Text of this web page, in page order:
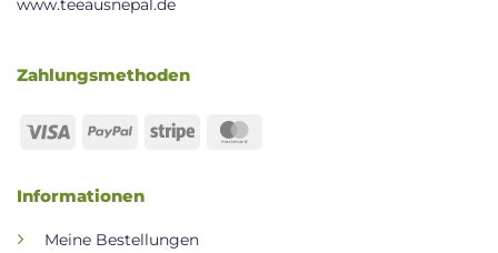
www.teeausnepal.de
Informationen
Meine Bestellungen
Zahlungsmethoden
Visa PayPal Stripe